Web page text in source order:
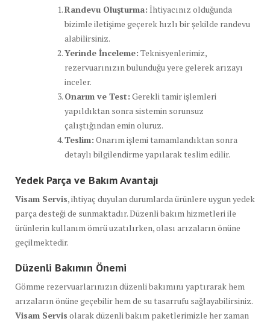
Randevu Oluşturma: İhtiyacınız olduğunda
bizimle iletişime geçerek hızlı bir şekilde randevu
alabilirsiniz.
Yerinde İnceleme: Teknisyenlerimiz,
rezervuarınızın bulunduğu yere gelerek arızayı
inceler.
Onarım ve Test: Gerekli tamir işlemleri
yapıldıktan sonra sistemin sorunsuz
çalıştığından emin oluruz.
Teslim: Onarım işlemi tamamlandıktan sonra
detaylı bilgilendirme yapılarak teslim edilir.
Yedek Parça ve Bakım Avantajı
Visam Servis, ihtiyaç duyulan durumlarda ürünlere uygun yedek
parça desteği de sunmaktadır. Düzenli bakım hizmetleri ile
ürünlerin kullanım ömrü uzatılırken, olası arızaların önüne
geçilmektedir.
Düzenli Bakımın Önemi
Gömme rezervuarlarınızın düzenli bakımını yaptırarak hem
arızaların önüne geçebilir hem de su tasarrufu sağlayabilirsiniz.
Visam Servis olarak düzenli bakım paketlerimizle her zaman